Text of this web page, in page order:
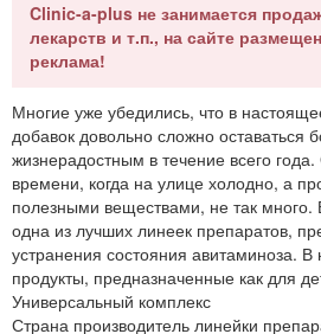
Clinic-a-plus не занимается
лекарств и т.п., на сайте
реклама!
Многие уже убедились, что в
добавок довольно сложно оставаться
жизнерадостным в течение всего
времени, когда на улице холодно, а
полезными веществами, не так
одна из лучших линеек препаратов,
устранения состояния авитаминоза.
продукты, предназначенные как для
Универсальный комплекс
Страна производитель линейки